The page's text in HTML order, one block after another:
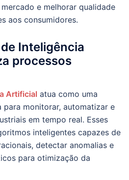
e melhorar qualidade
aos consumidores.
Inteligência
processos
Artificial atua como uma
para monitorar, automatizar e
em tempo real. Esses
inteligentes capazes de
detectar anomalias e
para otimização da